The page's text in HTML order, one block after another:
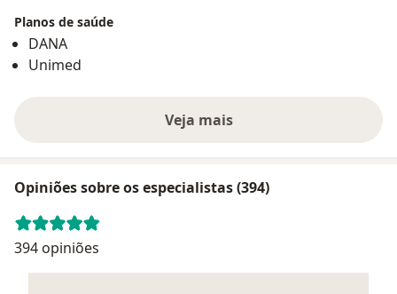
Planos de saúde
DANA
Unimed
Veja mais
Opiniões sobre os especialistas (394)
394 opiniões